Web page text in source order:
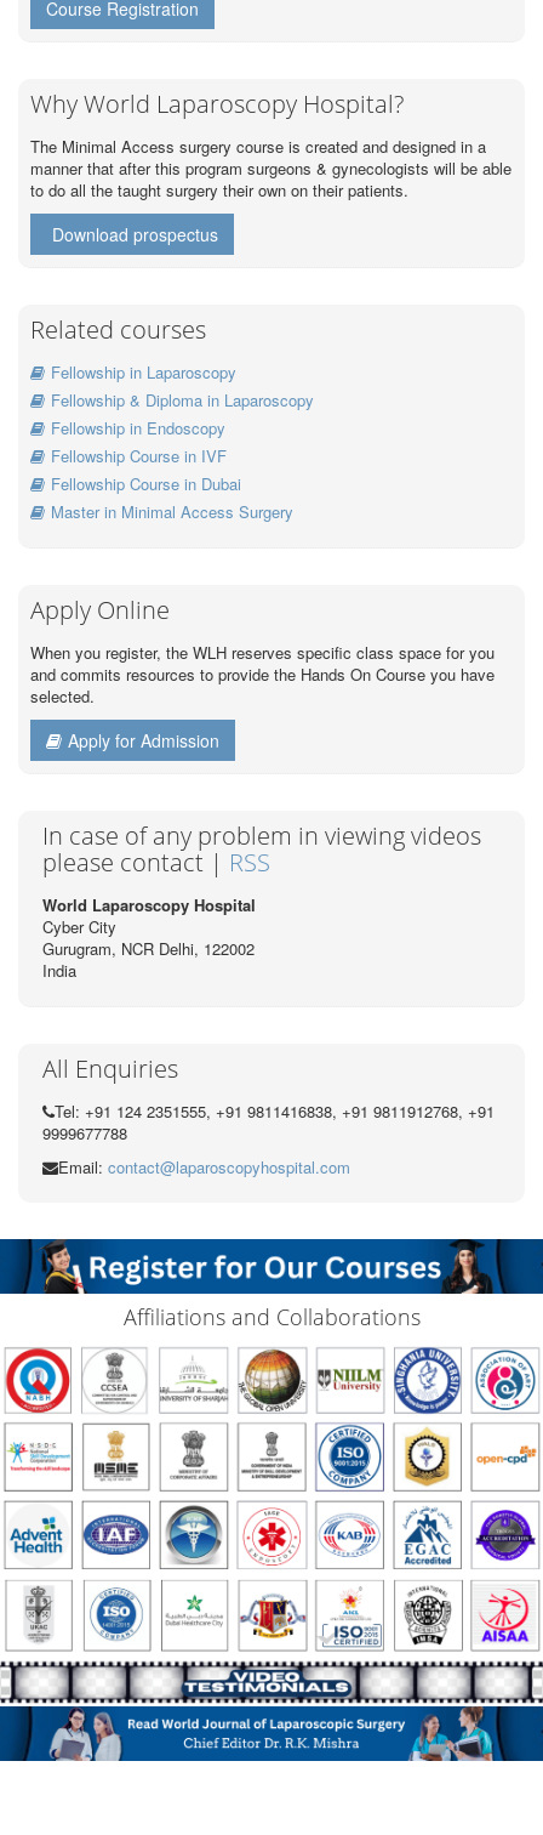
Course Registration
Why World Laparoscopy Hospital?
The Minimal Access surgery course is created and designed in a
manner that after this program surgeons & gynecologists will be able
to do all the taught surgery their own on their patients.
Download prospectus
Related courses
Fellowship in Laparoscopy
Fellowship & Diploma in Laparoscopy
Fellowship in Endoscopy
Fellowship Course in IVF
Fellowship Course in Dubai
Master in Minimal Access Surgery
Apply Online
When you register, the WLH reserves specific class space for you
and commits resources to provide the Hands On Course you have
selected.
Apply for Admission
In case of any problem in viewing videos
please contact | RSS
World Laparoscopy Hospital
Cyber City
Gurugram, NCR Delhi, 122002
India
All Enquiries
Tel: +91 124 2351555, +91 9811416838, +91 9811912768, +91
9999677788
Email: contact@laparoscopyhospital.com
Affiliations and Collaborations